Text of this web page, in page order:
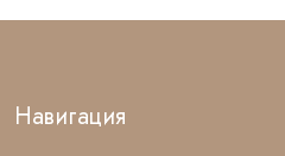
Навигация